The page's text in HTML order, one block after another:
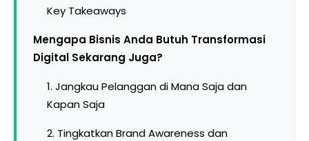
Key Takeaways
Mengapa Bisnis Anda Butuh Transformasi
Digital Sekarang Juga?
1. Jangkau Pelanggan di Mana Saja dan
Kapan Saja
2. Tingkatkan Brand Awareness dan